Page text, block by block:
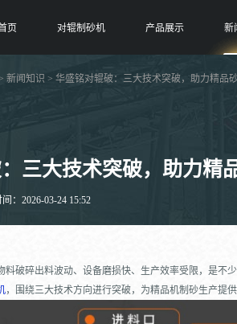
页 对辊制砂机 产品展示 新
> 新闻知识 > 华盛铭对辊破：三大技术突破，助力精品
三大技术突破，助力精
：2026-03-24 15:52
料破碎出料波动、设备磨损快、生产效率受限，是不
，围绕三大技术方向进行突破，为精品机制砂生产提供